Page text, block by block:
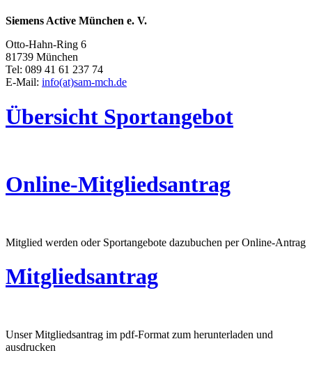
Siemens Active München e. V.
Otto-Hahn-Ring 6
81739 München
Tel: 089 41 61 237 74
E-Mail: info(at)sam-mch.de
Übersicht Sportangebot
Online-Mitgliedsantrag
Mitglied werden oder Sportangebote dazubuchen per Online-Antrag
Mitgliedsantrag
Unser Mitgliedsantrag im pdf-Format zum herunterladen und
ausdrucken